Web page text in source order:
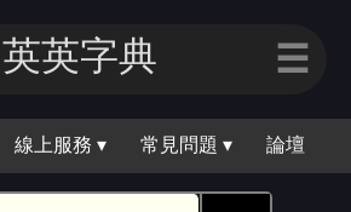
英英字典 ☰
線上服務 ▾ 常見問題 ▾ 論壇